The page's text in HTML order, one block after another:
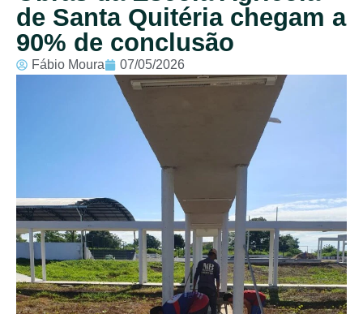
de Santa Quitéria chegam a
90% de conclusão
Fábio Moura 07/05/2026